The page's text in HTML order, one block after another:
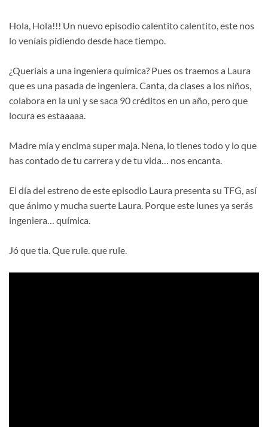
Hola, Hola!!! Un nuevo episodio calentito calentito, este nos
lo veníais pidiendo desde hace tiempo.
¿Queríais a una ingeniera química? Pues os traemos a Laura
que es una pasada de ingeniera. Canta, da clases a los niños,
colabora en la uni y se saca 90 créditos en un año, pero que
locura es estaaaaa.
Madre mía y encima super maja. Nena, lo tienes todo y lo que
has contado de tu carrera y de tu vida… nos encanta.
El día del estreno de este episodio Laura presenta su TFG, así
que ánimo y mucha suerte Laura. Porque este lunes ya serás
ingeniera… química.
Jó que tia. Que rule. que rule.